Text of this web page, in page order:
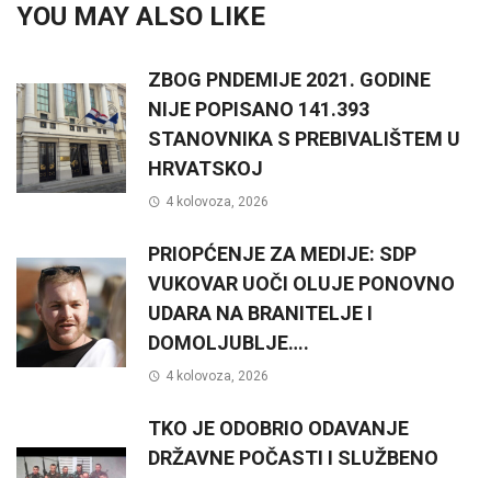
YOU MAY ALSO LIKE
ZBOG PNDEMIJE 2021. GODINE
NIJE POPISANO 141.393
STANOVNIKA S PREBIVALIŠTEM U
HRVATSKOJ
4 kolovoza, 2026
PRIOPĆENJE ZA MEDIJE: SDP
VUKOVAR UOČI OLUJE PONOVNO
UDARA NA BRANITELJE I
DOMOLJUBLJE….
4 kolovoza, 2026
TKO JE ODOBRIO ODAVANJE
DRŽAVNE POČASTI I SLUŽBENO